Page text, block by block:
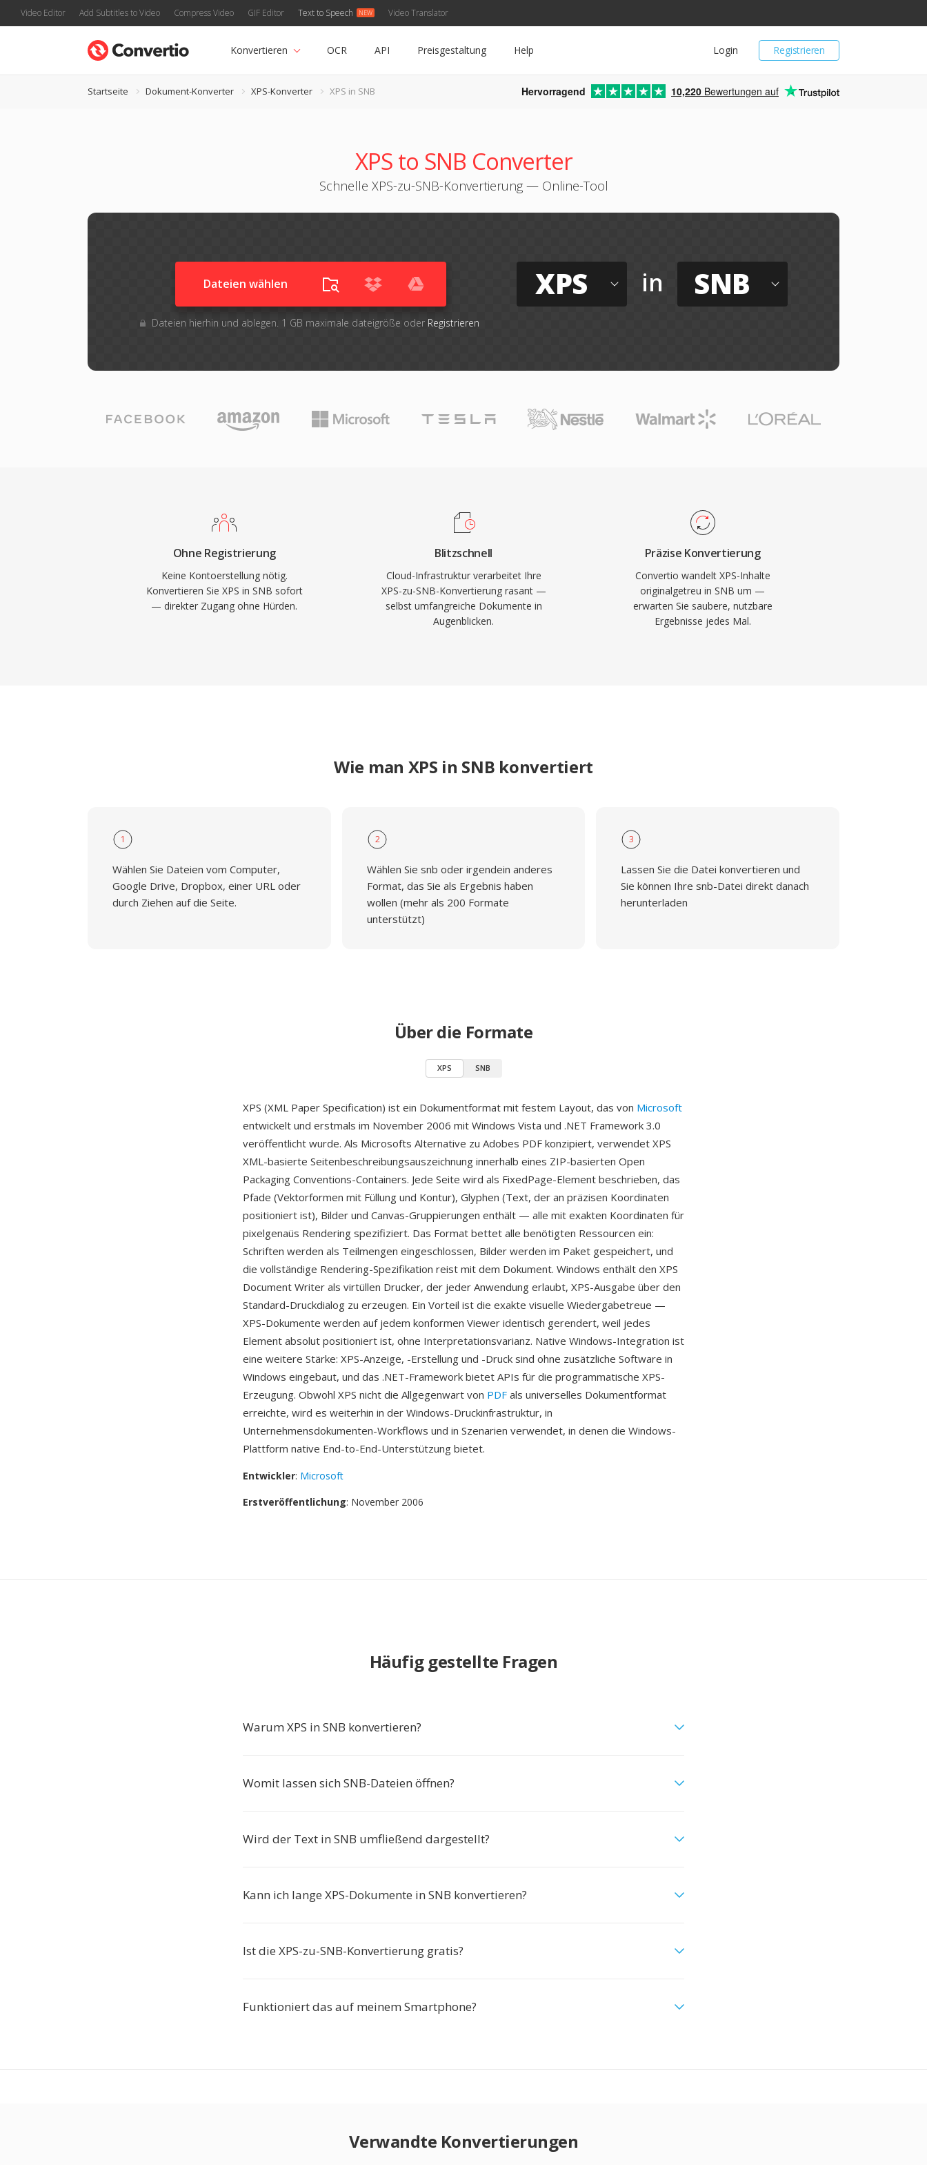
Video Editor Add Subtitles to Video Compress Video GIF Editor Text to Speech Video Translator
Registrieren
Login
Konvertieren OCR API Preisgestaltung Help
Startseite Dokument-Konverter XPS-Konverter XPS in SNB Hervorragend 10,220 Bewertungen auf
XPS to SNB Converter
Schnelle XPS-zu-SNB-Konvertierung — Online-Tool
Dateien wählen
Dateien hierhin und ablegen. 1 GB maximale dateigröße oder Registrieren
XPS in SNB
Ohne Registrierung
Keine Kontoerstellung nötig.
Konvertieren Sie XPS in SNB sofort
— direkter Zugang ohne Hürden.
Blitzschnell
Cloud-Infrastruktur verarbeitet Ihre
XPS-zu-SNB-Konvertierung rasant —
selbst umfangreiche Dokumente in
Augenblicken.
Präzise Konvertierung
Convertio wandelt XPS-Inhalte
originalgetreu in SNB um —
erwarten Sie saubere, nutzbare
Ergebnisse jedes Mal.
Wie man XPS in SNB konvertiert
1
Wählen Sie Dateien vom Computer,
Google Drive, Dropbox, einer URL oder
durch Ziehen auf die Seite.
2
Wählen Sie snb oder irgendein anderes
Format, das Sie als Ergebnis haben
wollen (mehr als 200 Formate
unterstützt)
3
Lassen Sie die Datei konvertieren und
Sie können Ihre snb-Datei direkt danach
herunterladen
Über die Formate
XPS SNB
XPS (XML Paper Specification) ist ein Dokumentformat mit festem Layout, das von Microsoft
entwickelt und erstmals im November 2006 mit Windows Vista und .NET Framework 3.0
veröffentlicht wurde. Als Microsofts Alternative zu Adobes PDF konzipiert, verwendet XPS
XML-basierte Seitenbeschreibungsauszeichnung innerhalb eines ZIP-basierten Open
Packaging Conventions-Containers. Jede Seite wird als FixedPage-Element beschrieben, das
Pfade (Vektorformen mit Füllung und Kontur), Glyphen (Text, der an präzisen Koordinaten
positioniert ist), Bilder und Canvas-Gruppierungen enthält — alle mit exakten Koordinaten für
pixelgenaüs Rendering spezifiziert. Das Format bettet alle benötigten Ressourcen ein:
Schriften werden als Teilmengen eingeschlossen, Bilder werden im Paket gespeichert, und
die vollständige Rendering-Spezifikation reist mit dem Dokument. Windows enthält den XPS
Document Writer als virtüllen Drucker, der jeder Anwendung erlaubt, XPS-Ausgabe über den
Standard-Druckdialog zu erzeugen. Ein Vorteil ist die exakte visuelle Wiedergabetreue —
XPS-Dokumente werden auf jedem konformen Viewer identisch gerendert, weil jedes
Element absolut positioniert ist, ohne Interpretationsvarianz. Native Windows-Integration ist
eine weitere Stärke: XPS-Anzeige, -Erstellung und -Druck sind ohne zusätzliche Software in
Windows eingebaut, und das .NET-Framework bietet APIs für die programmatische XPS-
Erzeugung. Obwohl XPS nicht die Allgegenwart von PDF als universelles Dokumentformat
erreichte, wird es weiterhin in der Windows-Druckinfrastruktur, in
Unternehmensdokumenten-Workflows und in Szenarien verwendet, in denen die Windows-
Plattform native End-to-End-Unterstützung bietet.
Entwickler: Microsoft
Erstveröffentlichung: November 2006
Häufig gestellte Fragen
Warum XPS in SNB konvertieren?
Womit lassen sich SNB-Dateien öffnen?
Wird der Text in SNB umfließend dargestellt?
Kann ich lange XPS-Dokumente in SNB konvertieren?
Ist die XPS-zu-SNB-Konvertierung gratis?
Funktioniert das auf meinem Smartphone?
Verwandte Konvertierungen